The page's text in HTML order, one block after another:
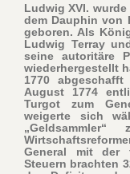
Ludwig XVI.
dem Dauphin von
geboren. Als
Ludwig Terray
seine autoritäre
wiederhergestellt
1770
August 1774
Turgot zum
weigerte sich
General mit der
Steuern brachten